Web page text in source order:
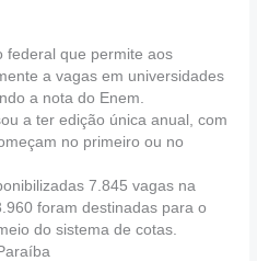
federal que permite aos
a vagas em universidades
a nota do Enem.
a ter edição única anual, com
no primeiro ou no
7.845 vagas na
foram destinadas para o
do sistema de cotas.